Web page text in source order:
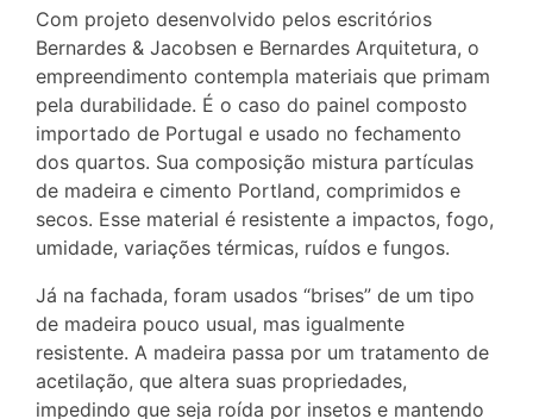
Com projeto desenvolvido pelos escritórios
Bernardes & Jacobsen e Bernardes Arquitetura, o
empreendimento contempla materiais que primam
pela durabilidade. É o caso do painel composto
importado de Portugal e usado no fechamento
dos quartos. Sua composição mistura partículas
de madeira e cimento Portland, comprimidos e
secos. Esse material é resistente a impactos, fogo,
umidade, variações térmicas, ruídos e fungos.
Já na fachada, foram usados “brises” de um tipo
de madeira pouco usual, mas igualmente
resistente. A madeira passa por um tratamento de
acetilação, que altera suas propriedades,
impedindo que seja roída por insetos e mantendo